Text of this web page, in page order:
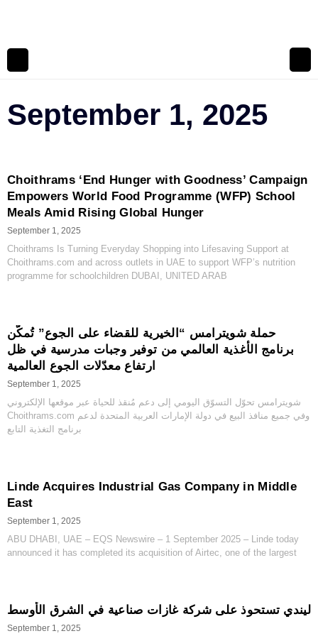
September 1, 2025
Choithrams ‘End Hunger with Goodness’ Campaign
Empowers World Food Programme (WFP) School
Meals Amid Rising Global Hunger
September 1, 2025
Choithrams Is Turning Everyday Shopping into Lifesaving Support at
Choithrams.com and across outlets in UAE to support WFP’s nutrition
programme for schoolchildren DUBAI, UNITED ARAB
‫حملة شويترامس “الخيرية للقضاء على الجوع” تُمكّن
برنامج الأغذية العالمي من توفير وجبات مدرسية في ظل
ارتفاع معدّلات الجوع العالمية
September 1, 2025
شويترامس تحوّل التسوّق اليومي إلى دعم مُنقذ للحياة عبر موقعها الإلكتروني
Choithrams.com وفي جميع منافذ البيع في دولة الإمارات العربية المتحدة لدعم
برنامج التغذية التابع
Linde Acquires Industrial Gas Company in Middle
East
September 1, 2025
ABU DHABI, UAE – EQS Newswire – 1 September 2025 – Linde today
announced it has completed its acquisition of Airtec, one of the largest
‫ليندي تستحوذ على شركة غازات صناعية في الشرق الأوسط
September 1, 2025